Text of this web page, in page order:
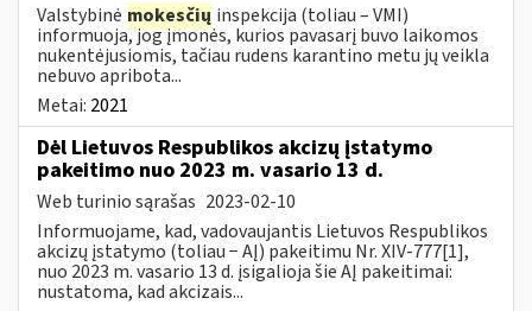
Valstybinė mokesčių inspekcija (toliau – VMI)
informuoja, jog įmonės, kurios pavasarį buvo laikomos
nukentėjusiomis, tačiau rudens karantino metu jų veikla
nebuvo apribota...
Metai: 2021
Dėl Lietuvos Respublikos akcizų įstatymo
pakeitimo nuo 2023 m. vasario 13 d.
Web turinio sąrašas 2023-02-10
Informuojame, kad, vadovaujantis Lietuvos Respublikos
akcizų įstatymo (toliau − AĮ) pakeitimu Nr. XIV-777[1],
nuo 2023 m. vasario 13 d. įsigalioja šie AĮ pakeitimai:
nustatoma, kad akcizais...